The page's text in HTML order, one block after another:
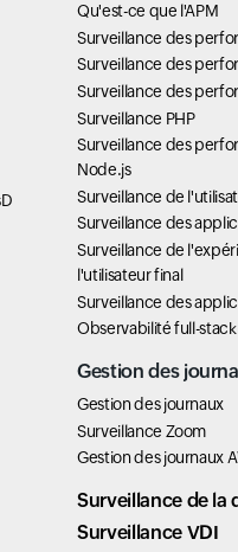
Qu'est-ce que l'APM
Surveillance des
Surveillance des
Surveillance des
Surveillance PHP
Surveillance des
Node.js
Surveillance de
Surveillance des
Surveillance de
l'utilisateur final
Surveillance des
Observabilité full-stack
Gestion des
Gestion des journaux
Surveillance Zoom
Gestion des journaux
Surveillance de la
Surveillance VDI